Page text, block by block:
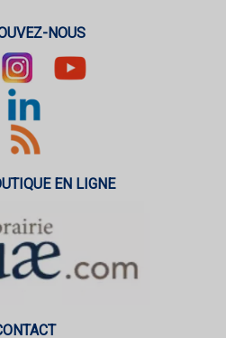
NOUS
EN LIGNE